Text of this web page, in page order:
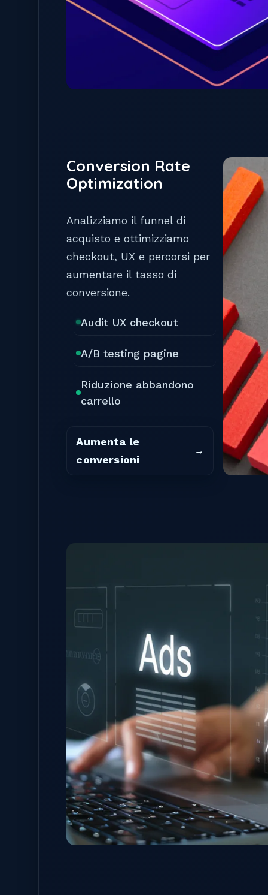
Conversion Rate
Optimization
Analizziamo il funnel di
acquisto e ottimizziamo
checkout, UX e percorsi per
aumentare il tasso di
conversione.
Audit UX checkout
A/B testing pagine
Riduzione abbandono
carrello
Aumenta le
conversioni